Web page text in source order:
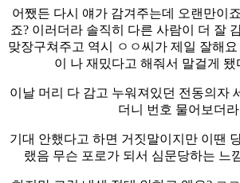
어쨌든 다시 얘가 감겨주는데 오랜만이
죠? 이러더라 솔직히 다른 사람이 더 잘
맞장구쳐주고 역시 ㅇㅇ씨가 제일 잘해
이 나 재밌다고 해줘서 말걸게 됐
이날 머리 다 감고 누워져있던 전동의자
더니 번호 물어보더라
기대 안했다고 하면 거짓말이지만 이땐
랬음 무슨 포로가 되서 심문당하는 느